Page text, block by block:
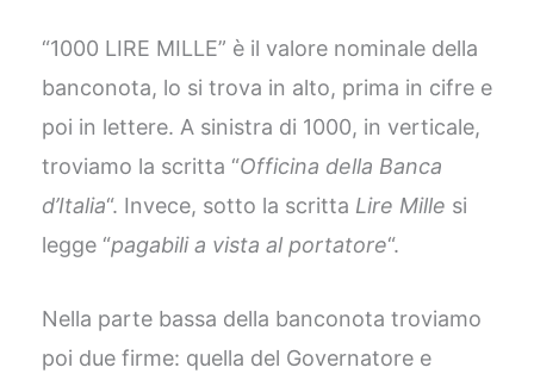
“1000 LIRE MILLE” è il valore nominale della
banconota, lo si trova in alto, prima in cifre e
poi in lettere. A sinistra di 1000, in verticale,
troviamo la scritta “Officina della Banca
d’Italia“. Invece, sotto la scritta Lire Mille si
legge “pagabili a vista al portatore“.
Nella parte bassa della banconota troviamo
poi due firme: quella del Governatore e